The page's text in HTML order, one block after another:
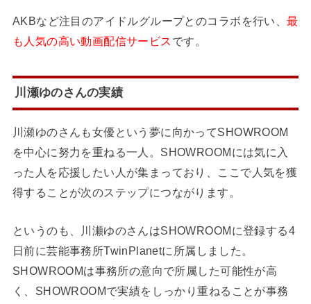
AKBなど注目のアイドルグループとのコラボを行い、最
も人気の高い動画配信サービス です。
川瀬ゆのさんの実績
川瀬ゆのさんも女優という夢に向かってSHOWROOM
を中心に努力を重ねる一人。SHOWROOMには気に入
った人を応援したい人が集まっており、ここで人気を獲
得することが次のステップにつながります。
というのも、川瀬ゆのさんはSHOWROOMに登録する4
日前に芸能事務所TwinPlanetに所属しました。
SHOWROOMは事務所の意向で所属した可能性が高
く、SHOWROOMで実績をしっかり重ねることが事務